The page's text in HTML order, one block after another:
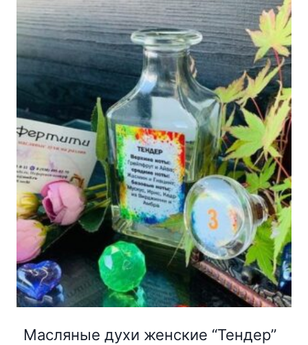
Масляные духи женские “Тендер”